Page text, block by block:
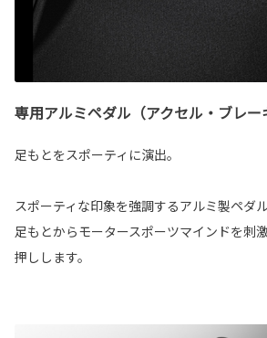
専用アルミペダル（アクセル・ブレー
足もとをスポーティに演出。
スポーティな印象を強調するアルミ製ペダ
足もとからモータースポーツマインドを刺
押しします。